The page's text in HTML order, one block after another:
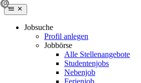
Jobsuche
Profil anlegen
Jobbörse
Alle Stellenangebote
Studentenjobs
Nebenjob
Ferienjob